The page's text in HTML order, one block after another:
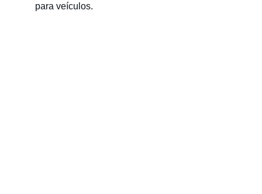
para veículos.